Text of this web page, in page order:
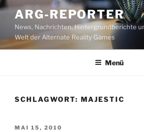
Zum
Inhalt
springen
ARG-REPORTER
News, Nachrichten, Hintergrundberichte
Welt der Alternate Reality Games
Menü
SCHLAGWORT: MAJESTIC
VERÖFFENTLICHT
MAI 15, 2010